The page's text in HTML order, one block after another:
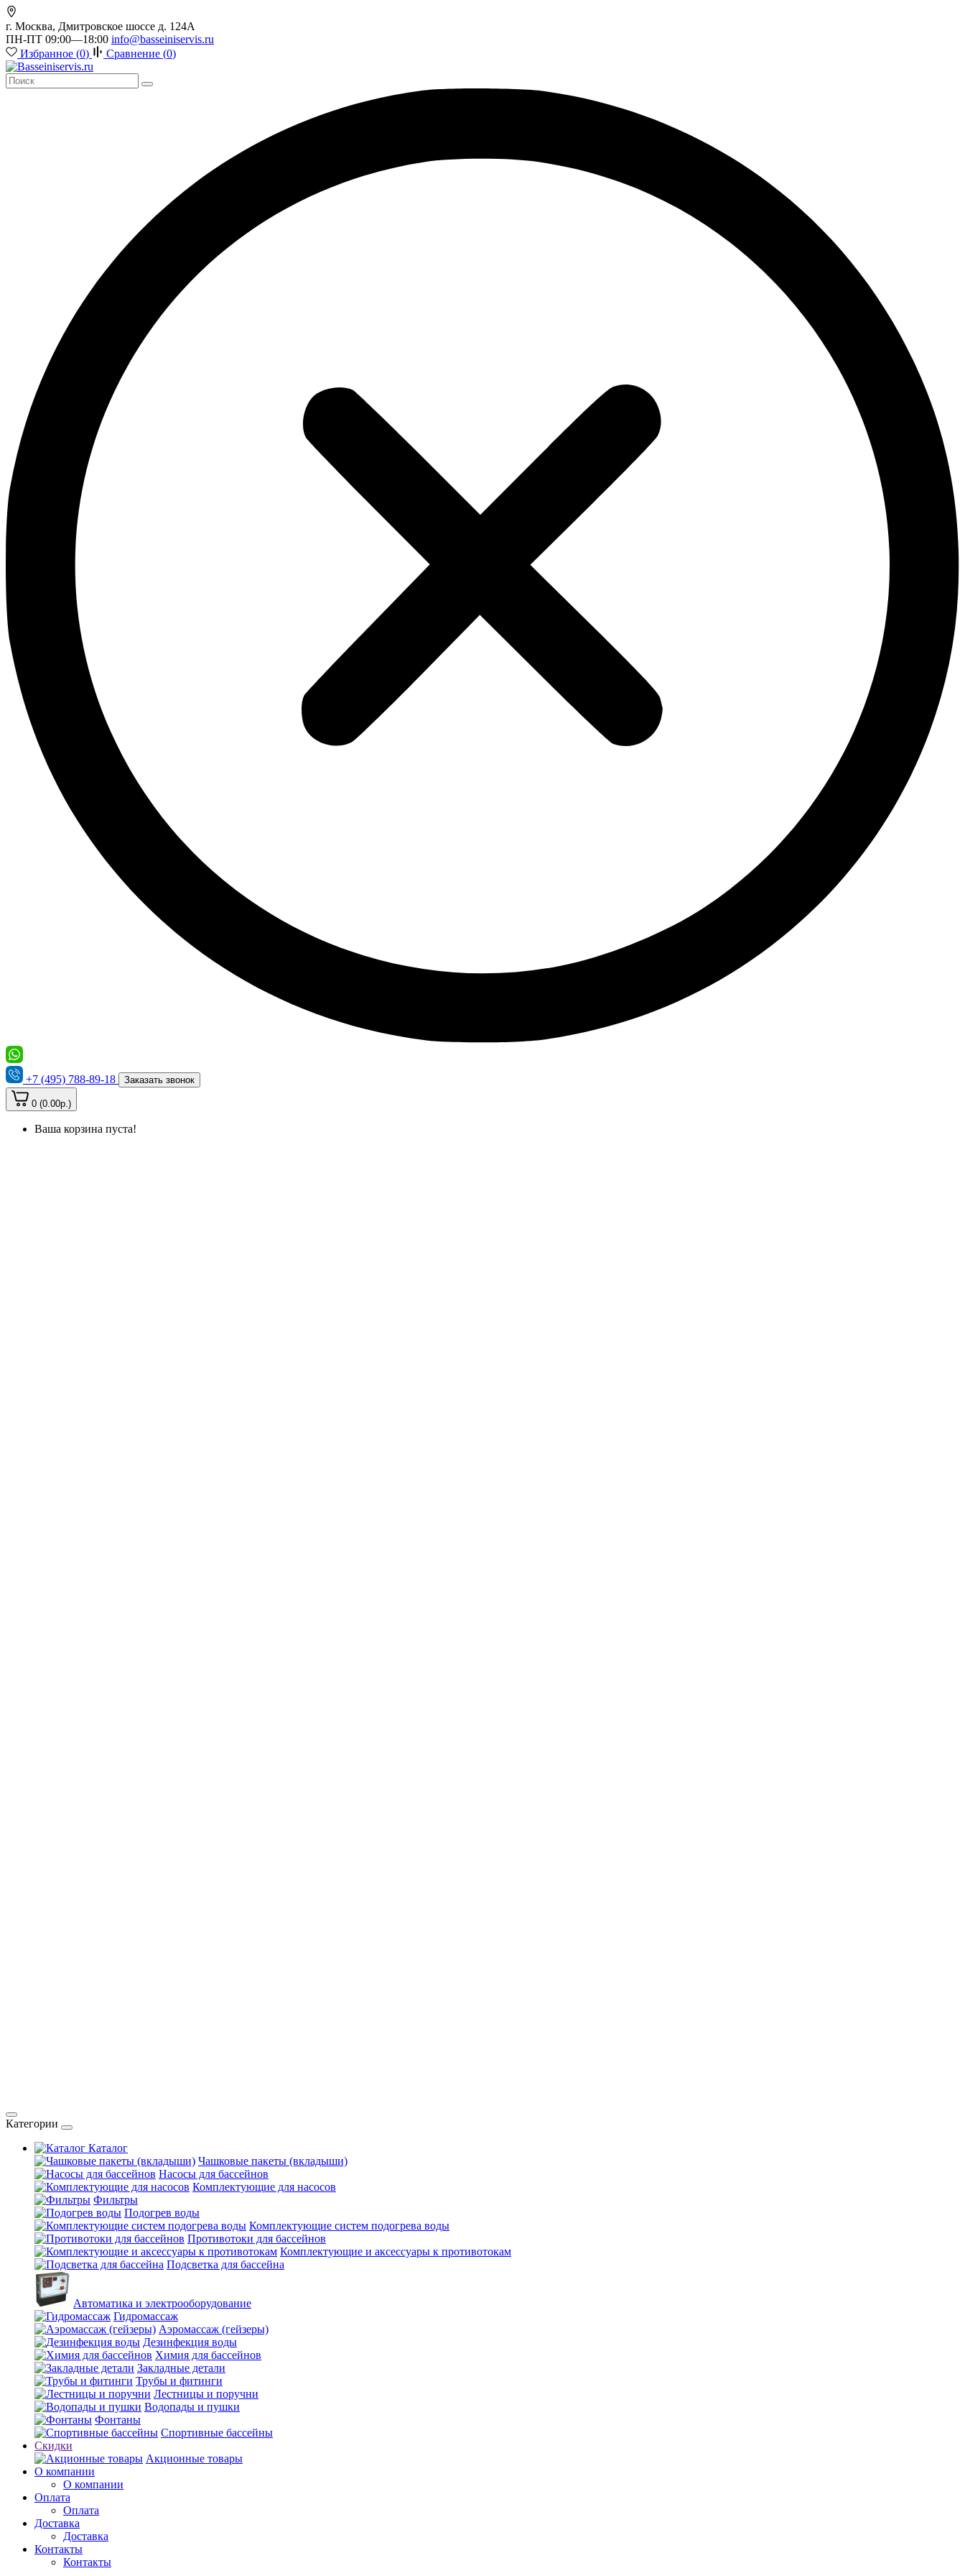
г. Москва, Дмитровское шоссе д. 124А
ПН-ПТ 09:00—18:00 info@basseiniservis.ru
Избранное (0) Сравнение (0)
+7 (495) 788-89-18 Заказать звонок
0 (0.00р.)
Ваша корзина пуста!
Категории
Каталог
Чашковые пакеты (вкладыши)
Насосы для бассейнов
Комплектующие для насосов
Фильтры
Подогрев воды
Комплектующие систем подогрева воды
Противотоки для бассейнов
Комплектующие и аксессуары к противотокам
Подсветка для бассейна
Автоматика и электрооборудование
Гидромассаж
Аэромассаж (гейзеры)
Дезинфекция воды
Химия для бассейнов
Закладные детали
Трубы и фитинги
Лестницы и поручни
Водопады и пушки
Фонтаны
Спортивные бассейны
Скидки
Акционные товары
О компании
О компании
Оплата
Оплата
Доставка
Доставка
Контакты
Контакты